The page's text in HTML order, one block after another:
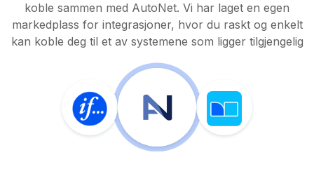
koble sammen med AutoNet. Vi har laget en egen
markedplass for integrasjoner, hvor du raskt og enkelt
kan koble deg til et av systemene som ligger tilgjengelig